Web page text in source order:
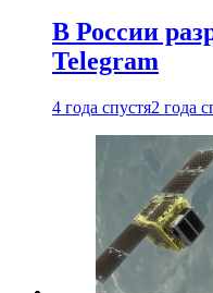
В России
Telegram
4 года спустя2 года